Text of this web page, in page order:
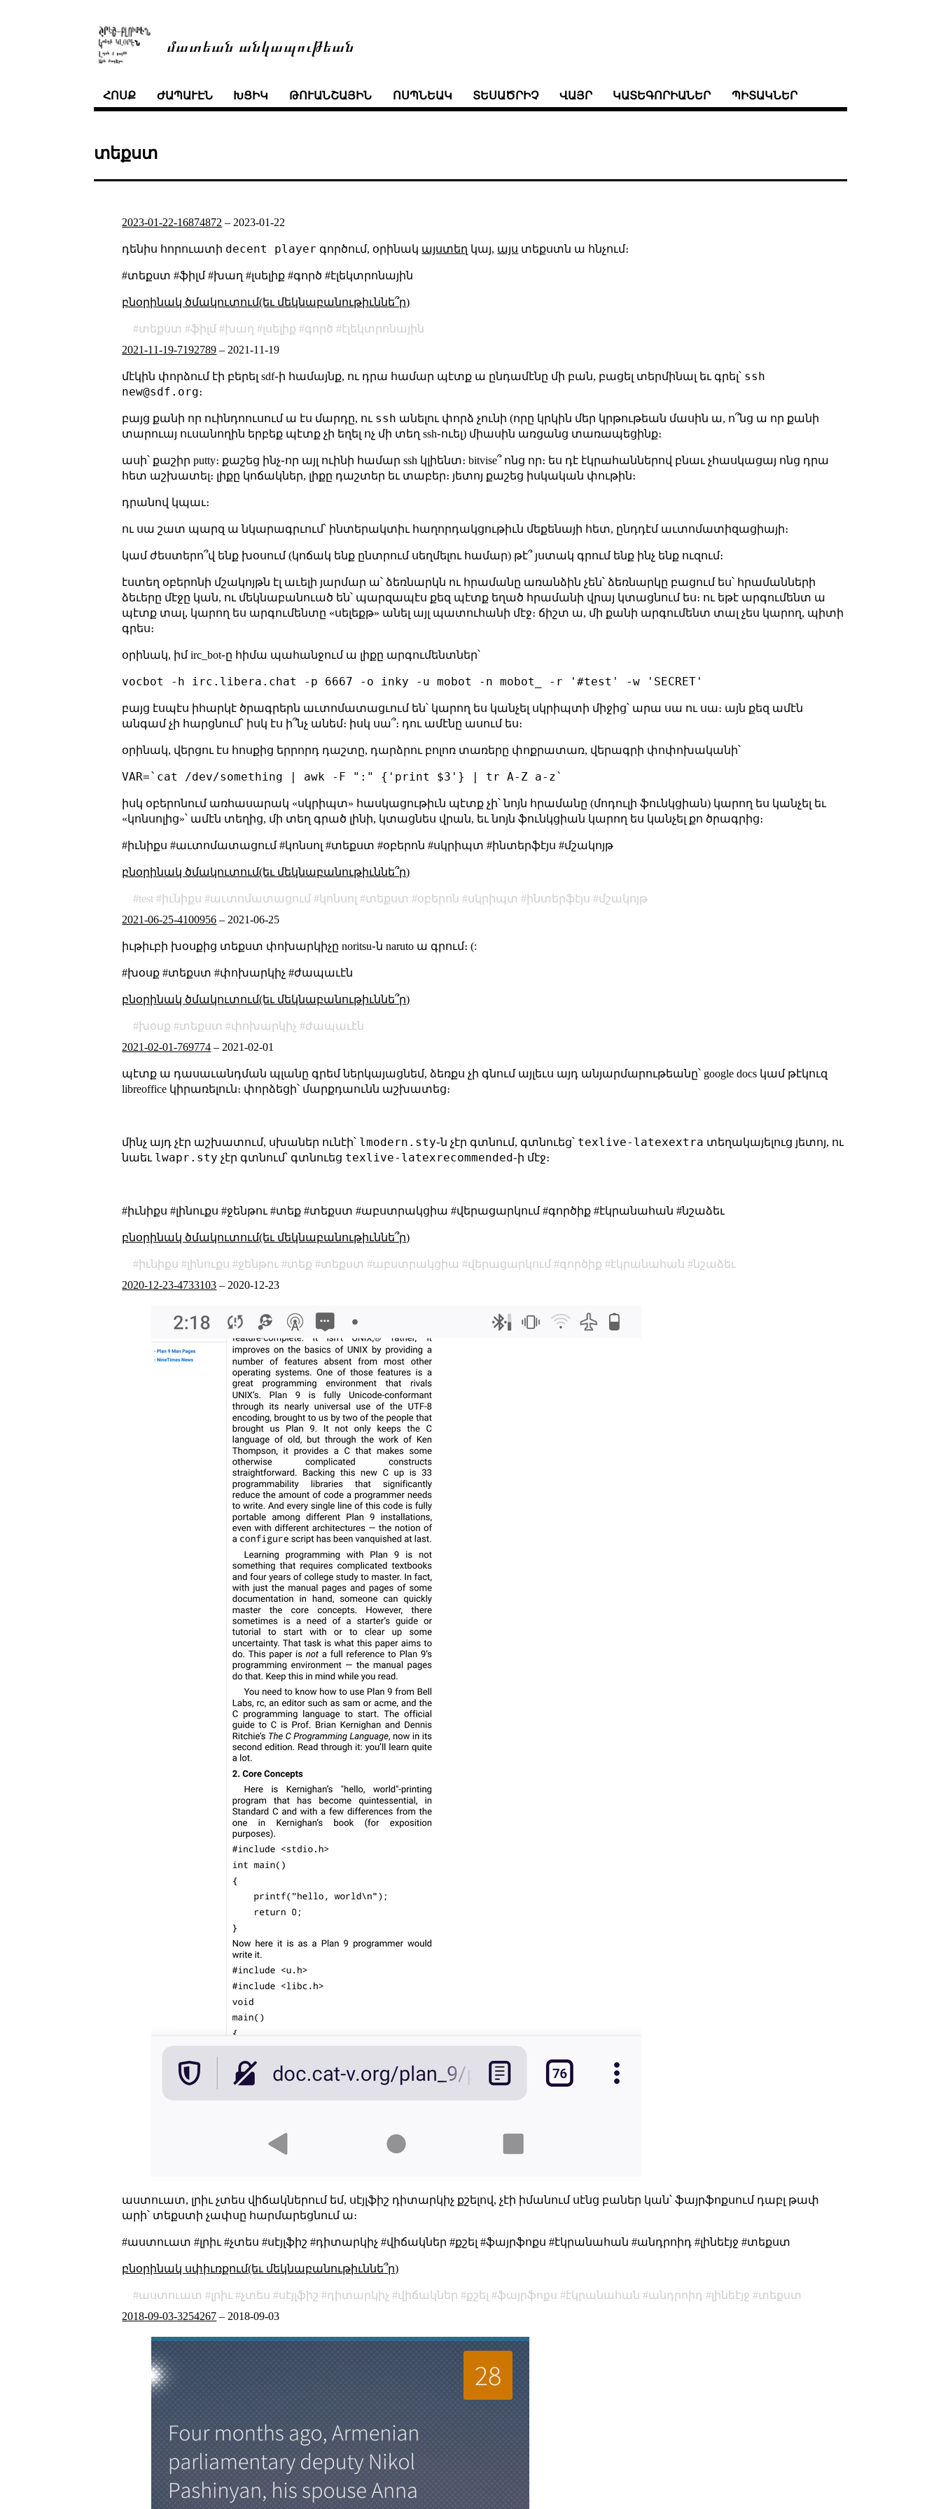
մատեան անկապութեան
ՀՈՍՔ ԺԱՊԱՒԷՆ ԽՑԻԿ ԹՈՒԱՆՇԱՅԻՆ ՈՍՊՆԵԱԿ ՏԵՍԱԾՐԻՉ ՎԱՅՐ ԿԱՏԵԳՈՐԻԱՆԵՐ ՊԻՏԱԿՆԵՐ
տեքստ
2023-01-22-16874872 – 2023-01-22
դենիս հորուատի decent player գործում, օրինակ այստեղ կայ, այս տեքստն ա հնչում։
#տեքստ #ֆիլմ #խաղ #լսելիք #գործ #էլեկտրոնային
բնօրինակ ծմակուտում(եւ մեկնաբանութիւննե՞ր)
տեքստ ֆիլմ խաղ լսելիք գործ
էլեկտրոնային
2021-11-19-7192789 – 2021-11-19
մէկին փորձում էի բերել sdf֊ի համայնք, ու դրա համար պէտք ա ընդամէնը մի բան, բացել տերմինալ եւ գրել՝ ssh
new@sdf.org։
բայց քանի որ ուինդոուսում ա էս մարդը, ու ssh անելու փորձ չունի (որը կրկին մեր կրթութեան մասին ա, ո՞նց ա որ քանի
տարուայ ուսանողին երբեք պէտք չի եղել ոչ մի տեղ ssh֊ուել) միասին առցանց տառապեցինք։
ասի՝ քաշիր putty։ քաշեց ինչ֊որ այլ ուինի համար ssh կլիենտ։ bitvise՞ ոնց որ։ ես դէ էկրահաններով բնաւ չհասկացայ ոնց դրա
հետ աշխատել։ լիքը կոճակներ, լիքը դաշտեր եւ տաբեր։ յետոյ քաշեց իսկական փութին։
դրանով կպաւ։
ու սա շատ պարզ ա նկարագրւում՝ ինտերակտիւ հաղորդակցութիւն մեքենայի հետ, ընդդէմ աւտոմատիզացիայի։
կամ ժեստերո՞վ ենք խօսում (կոճակ ենք ընտրում սեղմելու համար) թէ՞ յստակ գրում ենք ինչ ենք ուզում։
էստեղ օբերոնի մշակոյթն էլ աւելի յարմար ա՝ ձեռնարկն ու հրամանը առանձին չեն՝ ձեռնարկը բացում ես՝ հրամանների
ձեւերը մէջը կան, ու մեկնաբանուած են՝ պարզապէս քեզ պէտք եղած հրամանի վրայ կտացնում ես։ ու եթէ արգումենտ ա
պէտք տալ, կարող ես արգումենտը «սելեքթ» անել այլ պատուհանի մէջ։ ճիշտ ա, մի քանի արգումենտ տալ չես կարող, պիտի
գրես։
օրինակ, իմ irc_bot֊ը հիմա պահանջում ա լիքը արգումենտներ՝
բայց էսպէս իհարկէ ծրագրերն աւտոմատացւում են՝ կարող ես կանչել սկրիպտի միջից՝ արա սա ու սա։ այն քեզ ամէն
անգամ չի հարցնում՝ իսկ էս ի՞նչ անեմ։ իսկ սա՞։ դու ամէնը ասում ես։
օրինակ, վերցու էս հոսքից երրորդ դաշտը, դարձրու բոլոռ տառերը փոքրատառ, վերագրի փոփոխականի՝
իսկ օբերոնում առհասարակ «սկրիպտ» հասկացութիւն պէտք չի՝ նոյն հրամանը (մոդուլի ֆունկցիան) կարող ես կանչել եւ
«կոնսոլից»՝ ամէն տեղից, մի տեղ գրած լինի, կտացնես վրան, եւ նոյն ֆունկցիան կարող ես կանչել քո ծրագրից։
#իւնիքս #աւտոմատացում #կոնսոլ #տեքստ #օբերոն #սկրիպտ #ինտերֆէյս #մշակոյթ
բնօրինակ ծմակուտում(եւ մեկնաբանութիւննե՞ր)
test իւնիքս աւտոմատացում կոնսոլ տեքստ օբերոն սկրիպտ ինտերֆէյս
մշակոյթ
2021-06-25-4100956 – 2021-06-25
իւթիւբի խօսքից տեքստ փոխարկիչը noritsu֊ն naruto ա գրում։ (:
#խօսք #տեքստ #փոխարկիչ #ժապաւէն
բնօրինակ ծմակուտում(եւ մեկնաբանութիւննե՞ր)
խօսք տեքստ փոխարկիչ
ժապաւէն
2021-02-01-769774 – 2021-02-01
պէտք ա դասաւանդման պլանը գրեմ ներկայացնեմ, ձեռքս չի գնում այլեւս այդ անյարմարութեանը՝ google docs կամ թէկուզ
libreoffice կիրառելուն։ փորձեցի՝ մարքդաունն աշխատեց։
մինչ այդ չէր աշխատում, սխաներ ունէի՝ lmodern.sty֊ն չէր գտնում, գտնուեց՝ texlive-latexextra տեղակայելուց յետոյ, ու
նաեւ lwapr.sty չէր գտնում՝ գտնուեց texlive-latexrecommended֊ի մէջ։
#իւնիքս #լինուքս #ջենթու #տեք #տեքստ #աբստրակցիա #վերացարկում #գործիք #էկրանահան #նշաձեւ
բնօրինակ ծմակուտում(եւ մեկնաբանութիւննե՞ր)
իւնիքս լինուքս ջենթու տեք տեքստ աբստրակցիա վերացարկում գործիք էկրանահան
նշաձեւ
2020-12-23-4733103 – 2020-12-23
աստուատ, լրիւ չտես վիճակներում եմ, սէյլֆիշ դիտարկիչ քշելով, չէի իմանում սէնց բաներ կան՝ ֆայրֆոքսում դաբլ թափ
արի՝ տեքստի չափսը հարմարեցնում ա։
#աստուատ #լրիւ #չտես #սէյլֆիշ #դիտարկիչ #վիճակներ #քշել #ֆայրֆոքս #էկրանահան #անդրոիդ #լինեէյջ #տեքստ
բնօրինակ սփիւռքում(եւ մեկնաբանութիւննե՞ր)
աստուատ լրիւ չտես սէյլֆիշ դիտարկիչ վիճակներ քշել ֆայրֆոքս էկրանահան անդրոիդ լինեէյջ
տեքստ
2018-09-03-3254267 – 2018-09-03